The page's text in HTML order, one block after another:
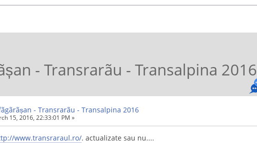
- Transrarãu - Transalpina 2016
- Transrarãu - Transalpina 2016
15, 2016, 22:33:01 PM »
www.transraraul.ro/. actualizate sau nu....